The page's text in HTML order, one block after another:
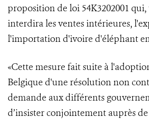
proposition de loi 54K3202001
interdira les ventes intérieures,
l'importation d'ivoire d'éléphant
«Cette mesure fait suite à
Belgique d'une résolution non
demande aux différents
d’insister conjointement auprès